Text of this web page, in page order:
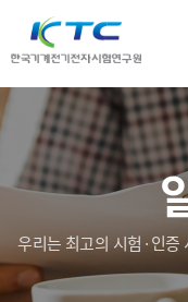
우리는 최고의 시험·인증